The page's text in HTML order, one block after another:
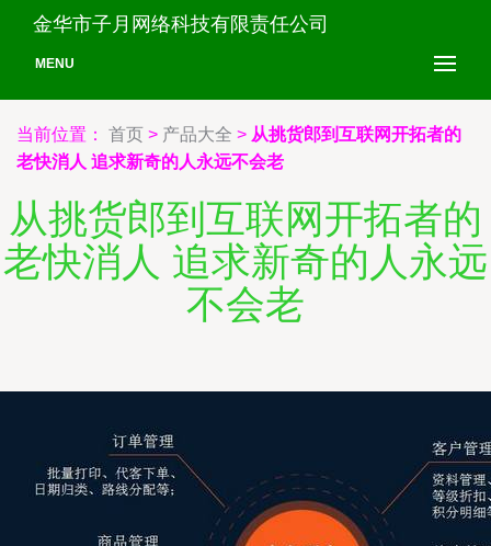
金华市子月网络科技有限责任公司
MENU
当前位置： 首页 > 产品大全 > 从挑货郎到互联网开拓者的
老快消人 追求新奇的人永远不会老
从挑货郎到互联网开拓者的
老快消人 追求新奇的人永远
不会老